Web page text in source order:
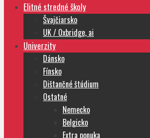
Elitné stredné školy
Švajčiarsko
UK / Oxbridge, ai
Univerzity
Dánsko
Fínsko
Dištančné štúdium
Ostatné
Nemecko
Belgicko
Extra ponuka